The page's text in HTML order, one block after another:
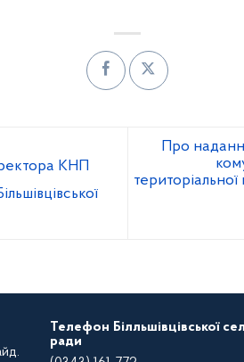
КНП
Про
Телефон Білльшівцівської
ради